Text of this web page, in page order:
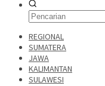
REGIONAL
SUMATERA
JAWA
KALIMANTAN
SULAWESI